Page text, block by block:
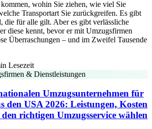
wohin Sie ziehen, wie viel Sie
Transportart Sie zurückgreifen. Es gibt
die für alle gilt. Aber es gibt verlässliche
diese kennt, bevor er mit Umzugsfirmen
Überraschungen – und im Zweifel Tausende
Lesezeit
& Dienstleistungen
Umzugsunternehmen für
den USA 2026: Leistungen, Kosten
richtigen Umzugsservice wählen